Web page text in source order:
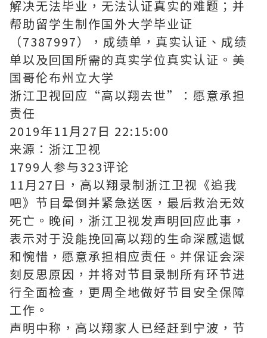
解决无法毕业，无法认证真实的难题；并
帮助留学生制作国外大学毕业证
（7387997），成绩单，真实认证、成绩
单以及回国所需的真实学位真实认证。美
国哥伦布州立大学
浙江卫视回应“高以翔去世”：愿意承担
责任
2019年11月27日 22:15:00
来源：浙江卫视
1799人参与323评论
11月27日，高以翔录制浙江卫视《追我
吧》节目晕倒并紧急送医，最后救治无效
死亡。晚间，浙江卫视发声明回应此事，
表示对于没能挽回高以翔的生命深感遗憾
和惋惜，愿意承担相应责任。并保证会深
刻反思原因，并将对节目录制所有环节进
行全面检查，更周全地做好节目安全保障
工作。
声明中称，高以翔家人已经赶到宁波，节